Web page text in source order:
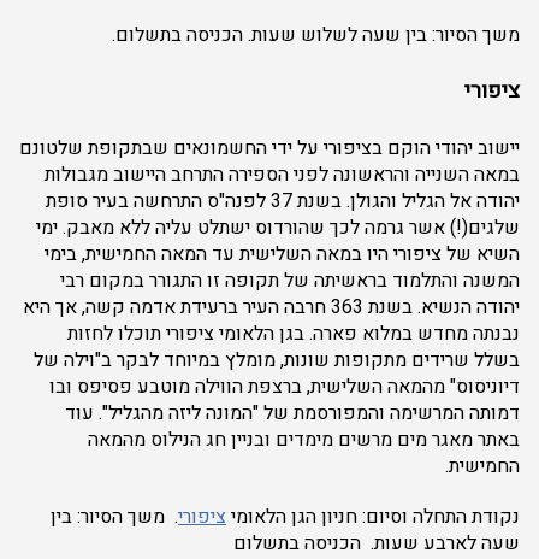
משך הסיור: בין שעה לשלוש שעות. הכניסה בתשלום.
ציפורי
יישוב יהודי הוקם בציפורי על ידי החשמונאים שבתקופת שלטונם
במאה השנייה והראשונה לפני הספירה התרחב היישוב מגבולות
יהודה אל הגליל והגולן. בשנת 37 לפנה"ס התרחשה בעיר סופת
שלגים(!) אשר גרמה לכך שהורדוס ישתלט עליה ללא מאבק. ימי
השיא של ציפורי היו במאה השלישית עד המאה החמישית, בימי
המשנה והתלמוד בראשיתה של תקופה זו התגורר במקום רבי
יהודה הנשיא. בשנת 363 חרבה העיר ברעידת אדמה קשה, אך היא
נבנתה מחדש במלוא פארה. בגן הלאומי ציפורי תוכלו לחזות
בשלל שרידים מתקופות שונות, מומלץ במיוחד לבקר ב"וילה של
דיוניסוס" מהמאה השלישית, ברצפת הווילה מוטבע פסיפס ובו
דמותה המרשימה והמפורסמת של "המונה ליזה מהגליל". עוד
באתר מאגר מים מרשים מימדים ובניין חג הנילוס מהמאה
החמישית.
נקודת התחלה וסיום: חניון הגן הלאומיציפורי. משך הסיור: בין
שעה לארבע שעות. הכניסה בתשלום